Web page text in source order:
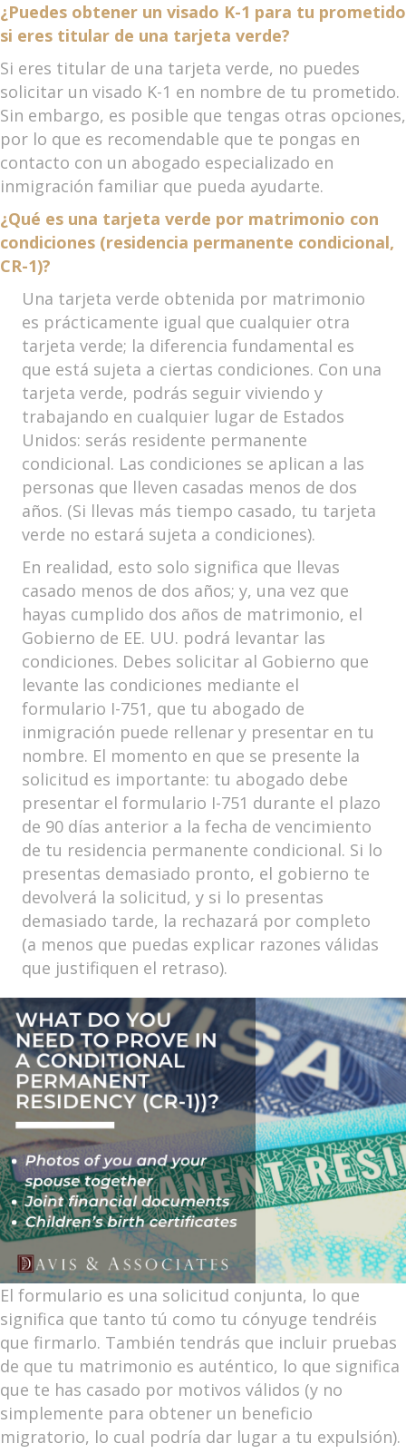
¿Puedes obtener un visado K-1 para tu prometido
si eres titular de una tarjeta verde?
Si eres titular de una tarjeta verde, no puedes
solicitar un visado K-1 en nombre de tu prometido.
Sin embargo, es posible que tengas otras opciones,
por lo que es recomendable que te pongas en
contacto con un abogado especializado en
inmigración familiar que pueda ayudarte.
¿Qué es una tarjeta verde por matrimonio con
condiciones (residencia permanente condicional,
CR-1)?
Una tarjeta verde obtenida por matrimonio
es prácticamente igual que cualquier otra
tarjeta verde; la diferencia fundamental es
que está sujeta a ciertas condiciones. Con una
tarjeta verde, podrás seguir viviendo y
trabajando en cualquier lugar de Estados
Unidos: serás residente permanente
condicional. Las condiciones se aplican a las
personas que lleven casadas menos de dos
años. (Si llevas más tiempo casado, tu tarjeta
verde no estará sujeta a condiciones).
En realidad, esto solo significa que llevas
casado menos de dos años; y, una vez que
hayas cumplido dos años de matrimonio, el
Gobierno de EE. UU. podrá levantar las
condiciones. Debes solicitar al Gobierno que
levante las condiciones mediante el
formulario I-751, que tu abogado de
inmigración puede rellenar y presentar en tu
nombre. El momento en que se presente la
solicitud es importante: tu abogado debe
presentar el formulario I-751 durante el plazo
de 90 días anterior a la fecha de vencimiento
de tu residencia permanente condicional. Si lo
presentas demasiado pronto, el gobierno te
devolverá la solicitud, y si lo presentas
demasiado tarde, la rechazará por completo
(a menos que puedas explicar razones válidas
que justifiquen el retraso).
El formulario es una solicitud conjunta, lo que
significa que tanto tú como tu cónyuge tendréis
que firmarlo. También tendrás que incluir pruebas
de que tu matrimonio es auténtico, lo que significa
que te has casado por motivos válidos (y no
simplemente para obtener un beneficio
migratorio, lo cual podría dar lugar a tu expulsión).